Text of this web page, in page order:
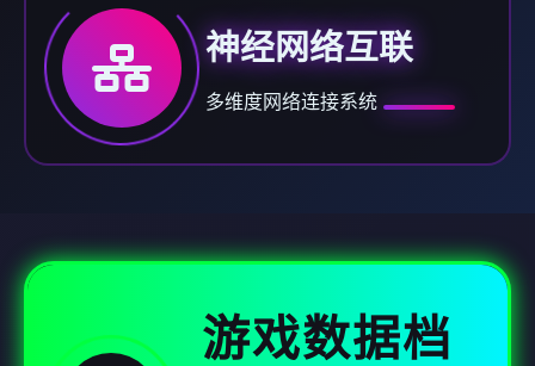
神经网络互联
多维度网络连接系统
游戏数据档